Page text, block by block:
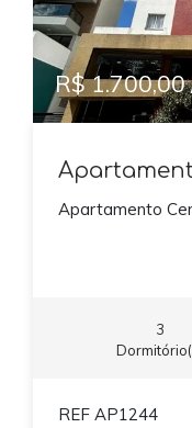
R$ 1.700,00
Apartamento
3
REF AP1244